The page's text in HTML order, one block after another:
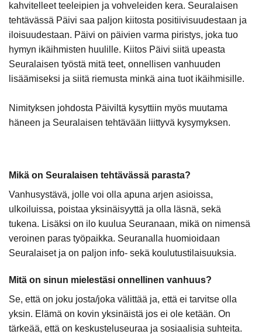
kahvitelleet teeleipien ja vohveleiden kera. Seuralaisen
tehtävässä Päivi saa paljon kiitosta positiivisuudestaan ja
iloisuudestaan. Päivi on päivien varma piristys, joka tuo
hymyn ikäihmisten huulille. Kiitos Päivi siitä upeasta
Seuralaisen työstä mitä teet, onnellisen vanhuuden
lisäämiseksi ja siitä riemusta minkä aina tuot ikäihmisille.
Nimityksen johdosta Päiviltä kysyttiin myös muutama
häneen ja Seuralaisen tehtävään liittyvä kysymyksen.
Mikä on Seuralaisen tehtävässä parasta?
Vanhusystävä, jolle voi olla apuna arjen asioissa,
ulkoiluissa, poistaa yksinäisyyttä ja olla läsnä, sekä
tukena. Lisäksi on ilo kuulua Seuranaan, mikä on nimensä
veroinen paras työpaikka. Seuranalla huomioidaan
Seuralaiset ja on paljon info- sekä koulutustilaisuuksia.
Mitä on sinun mielestäsi onnellinen vanhuus?
Se, että on joku josta/joka välittää ja, että ei tarvitse olla
yksin. Elämä on kovin yksinäistä jos ei ole ketään. On
tärkeää, että on keskusteluseuraa ja sosiaalisia suhteita.